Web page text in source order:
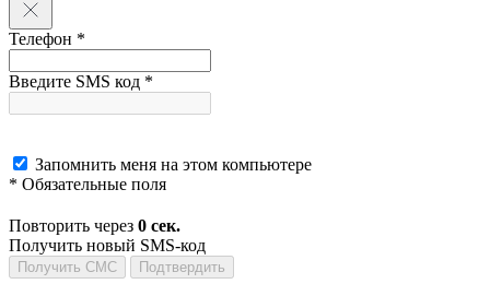
Телефон *
Введите SMS код *
Запомнить меня на этом компьютере
* Обязательные поля
Повторить через 0 сек.
Получить новый SMS-код
Получить СМС Подтвердить